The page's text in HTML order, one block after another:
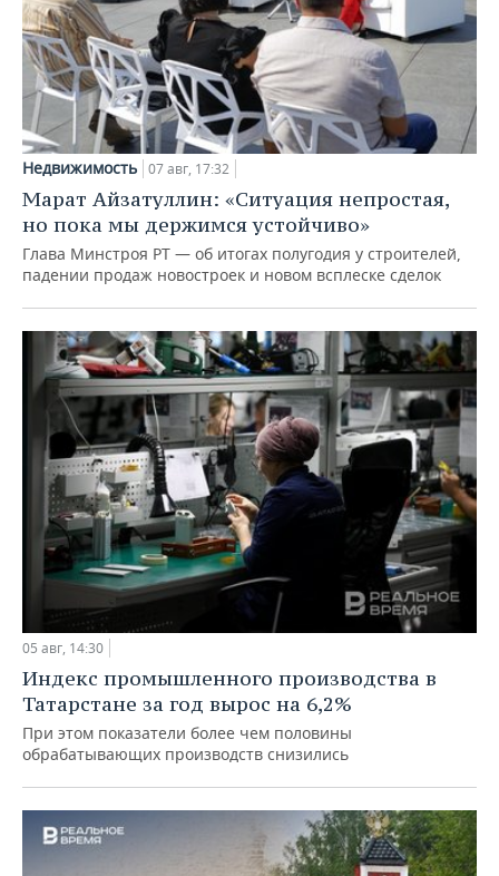
Недвижимость 07 авг, 17:32
Марат Айзатуллин: «Ситуация непростая,
но пока мы держимся устойчиво»
Глава Минстроя РТ — об итогах полугодия у строителей,
падении продаж новостроек и новом всплеске сделок
05 авг, 14:30
Индекс промышленного производства в
Татарстане за год вырос на 6,2%
При этом показатели более чем половины
обрабатывающих производств снизились